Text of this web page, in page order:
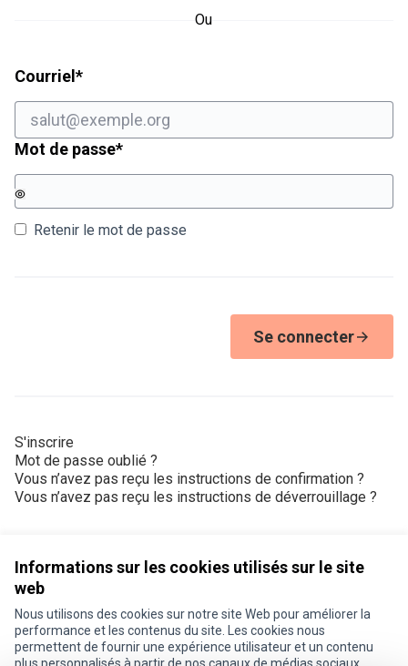
Informations sur les cookies utilisés sur le site
web
Nous utilisons des cookies sur notre site Web pour améliorer la
performance et les contenus du site. Les cookies nous
permettent de fournir une expérience utilisateur et un contenu
Ou
Courriel *Champ obligatoire
Mot de passe*Champ obligatoire
Retenir le mot de passe
Se connecter
S'inscrire
Mot de passe oublié ?
Vous n’avez pas reçu les instructions de confirmation ?
Vous n’avez pas reçu les instructions de déverrouillage ?
Conditions d'utilisation
Paramètres des cookies
Je participe ! sur X
Je participe ! sur Facebook
Je participe ! sur Instagram